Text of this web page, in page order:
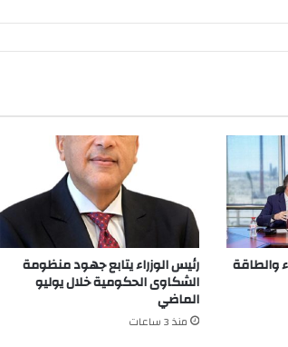
والطاقة رئيس الوزراء يتابع جهود منظومة
الشكاوى الحكومية خلال يوليو
الماضي
منذ 3 ساعات